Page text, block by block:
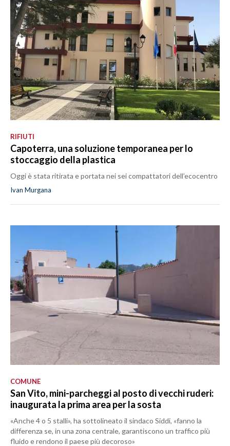
RIFIUTI
Capoterra, una soluzione temporanea per lo
stoccaggio della plastica
Oggi è stata ritirata e portata nei sei compattatori dell’ecocentro
Ivan Murgana
COMUNE
San Vito, mini-parcheggi al posto di vecchi ruderi:
inaugurata la prima area per la sosta
«Anche 4 o 5 stalli», ha sottolineato il sindaco Siddi, «fanno la
differenza se, in una zona centrale, garantiscono un traffico più
fluido e rendono il paese più decoroso»